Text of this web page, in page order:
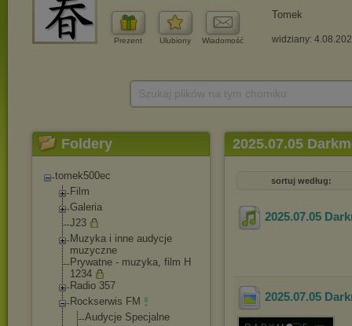
Prezent Ulubiony Wiadomość
Tomek
widziany:
Foldery
tomek500ec
Film
Galeria
J23
Muzyka i inne audycje
muzyczne
Prywatne - muzyka, film H
1234
Radio 357
Rockserwis FM
Audycje Specjalne
2025.07.05
sortuj według:
2025.07.05
2025.07.05